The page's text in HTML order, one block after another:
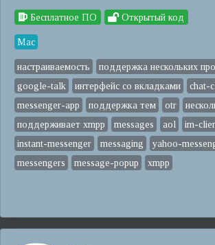
Бесплатное ПО Открытый код
Mac
настраиваемость
поддержка нескольких
google-talk
интерфейс со вкладками chat-
messenger-app
поддержка тем otr
поддерживает xmpp
messages aol im-
instant-messenger
messaging yahoo-
messengers
message-popup xmpp